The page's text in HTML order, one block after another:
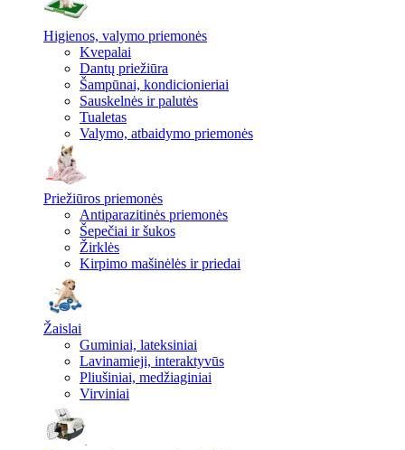
Higienos, valymo priemonės
Kvepalai
Dantų priežiūra
Šampūnai, kondicionieriai
Sauskelnės ir palutės
Tualetas
Valymo, atbaidymo priemonės
Priežiūros priemonės
Antiparazitinės priemonės
Šepečiai ir šukos
Žirklės
Kirpimo mašinėlės ir priedai
Žaislai
Guminiai, lateksiniai
Lavinamieji, interaktyvūs
Pliušiniai, medžiaginiai
Virviniai